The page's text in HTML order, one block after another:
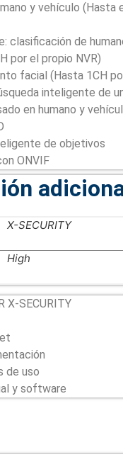
y vehículo (Hasta
clasificación de
por el propio NVR)
facial (Hasta 1CH
inteligente de
en humano y
de objetivos
ONVIF
X-SECURITY
High
X-SECURITY
de uso
y software